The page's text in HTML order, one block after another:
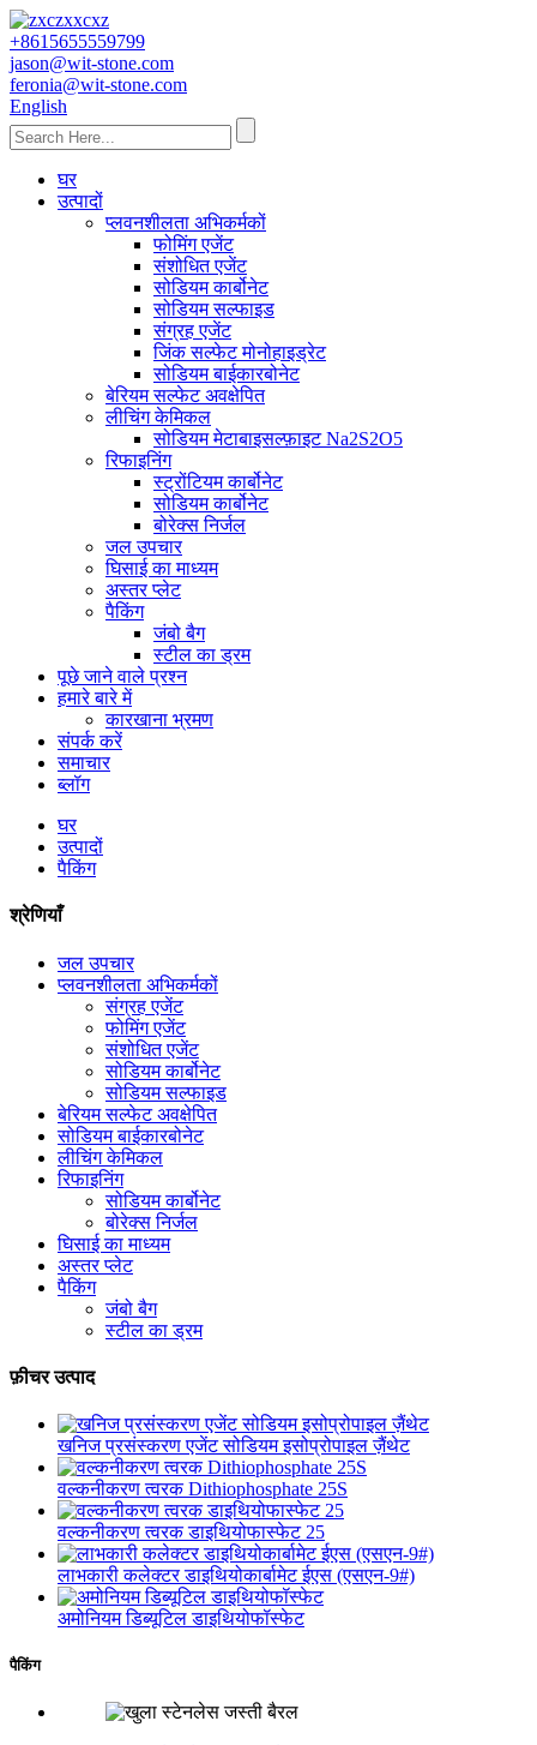
+8615655559799
jason@wit-stone.com
feronia@wit-stone.com
English
घर
उत्पादों
प्लवनशीलता अभिकर्मकों
फोमिंग एजेंट
संशोधित एजेंट
सोडियम कार्बोनेट
सोडियम सल्फाइड
संग्रह एजेंट
जिंक सल्फेट मोनोहाइड्रेट
सोडियम बाईकारबोनेट
बेरियम सल्फेट अवक्षेपित
लीचिंग केमिकल
सोडियम मेटाबाइसल्फ़ाइट Na2S2O5
रिफाइनिंग
स्ट्रोंटियम कार्बोनेट
सोडियम कार्बोनेट
बोरेक्स निर्जल
जल उपचार
घिसाई का माध्यम
अस्तर प्लेट
पैकिंग
जंबो बैग
स्टील का ड्रम
पूछे जाने वाले प्रश्न
हमारे बारे में
कारखाना भ्रमण
संपर्क करें
समाचार
ब्लॉग
घर
उत्पादों
पैकिंग
श्रेणियाँ
जल उपचार
प्लवनशीलता अभिकर्मकों
संग्रह एजेंट
फोमिंग एजेंट
संशोधित एजेंट
सोडियम कार्बोनेट
सोडियम सल्फाइड
बेरियम सल्फेट अवक्षेपित
सोडियम बाईकारबोनेट
लीचिंग केमिकल
रिफाइनिंग
सोडियम कार्बोनेट
बोरेक्स निर्जल
घिसाई का माध्यम
अस्तर प्लेट
पैकिंग
जंबो बैग
स्टील का ड्रम
फ़ीचर उत्पाद
खनिज प्रसंस्करण एजेंट सोडियम इसोप्रोपाइल ज़ैंथेट
वल्कनीकरण त्वरक Dithiophosphate 25S
वल्कनीकरण त्वरक डाइथियोफास्फेट 25
लाभकारी कलेक्टर डाइथियोकार्बामेट ईएस (एसएन-9#)
अमोनियम डिब्यूटिल डाइथियोफॉस्फेट
पैकिंग